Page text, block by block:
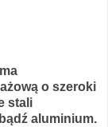
o szeroki
stali
aluminium.